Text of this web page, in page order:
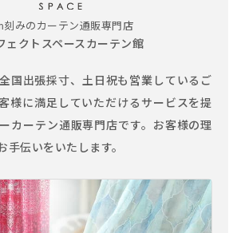
刻みのカーテン通販専門店
ェクトスペースカーテン館
国出張採寸、土日祝も営業しているご
様に満足していただけるサービスを提
カーテン通販専門店です。お客様の理
手伝いをいたします。